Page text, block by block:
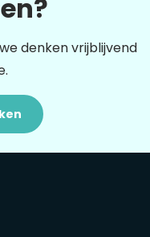
denken vrijblijvend